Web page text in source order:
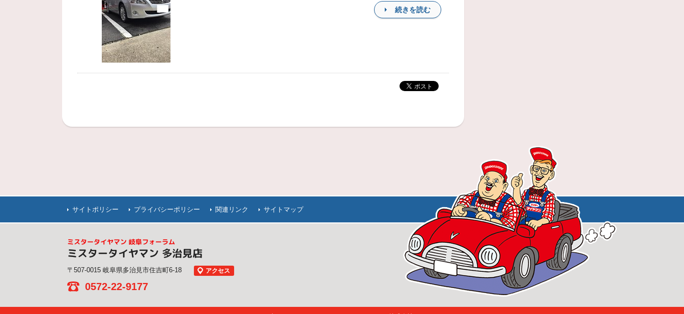
続きを読む
サイトポリシー プライバシーポリシー 関連リンク サイトマップ
ミスタータイヤマン 岐阜フォーラム
ミスタータイヤマン 多治見店
〒507-0015 岐阜県多治見市住吉町6-18 アクセス
0572-22-9177